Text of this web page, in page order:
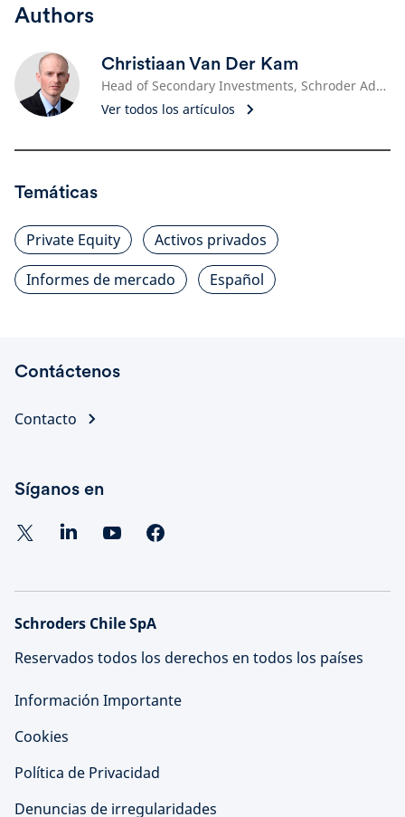
Authors
Christiaan Van Der Kam
Head of Secondary Investments, Schroder Adveq
Ver todos los artículos
Temáticas
Private Equity
Activos privados
Informes de mercado
Español
Contáctenos
Contacto
Síganos en
Schroders Chile SpA
Reservados todos los derechos en todos los países
Información Importante
Cookies
Política de Privacidad
Denuncias de irregularidades